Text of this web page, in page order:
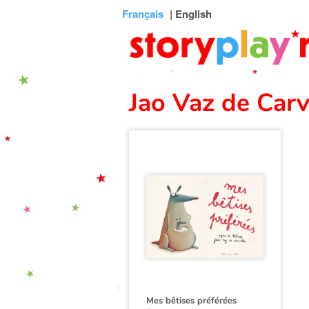
Français | English
Jao Vaz de
Mes bêtises préférées